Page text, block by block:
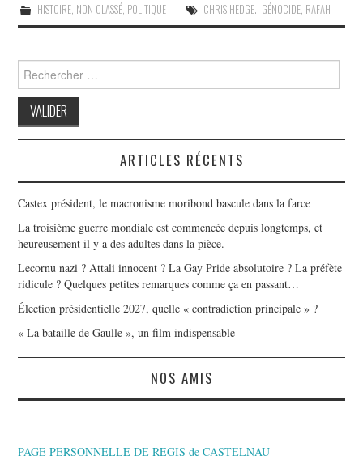
HISTOIRE, NON CLASSÉ, POLITIQUE CHRIS HEDGE., GÉNOCIDE, RAFAH
Search
for:
ARTICLES RÉCENTS
Castex président, le macronisme moribond bascule dans la farce
La troisième guerre mondiale est commencée depuis longtemps, et
heureusement il y a des adultes dans la pièce.
Lecornu nazi ? Attali innocent ? La Gay Pride absolutoire ? La préfète
ridicule ? Quelques petites remarques comme ça en passant…
Élection présidentielle 2027, quelle « contradiction principale » ?
« La bataille de Gaulle », un film indispensable
NOS AMIS
PAGE PERSONNELLE DE REGIS de CASTELNAU